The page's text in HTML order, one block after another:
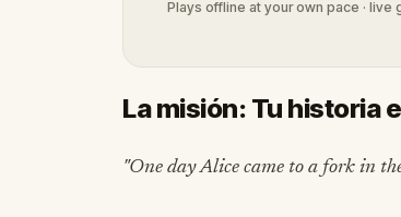
Plays offline at your own pace ·
La misión: Tu historia
"One day Alice came to a fork in